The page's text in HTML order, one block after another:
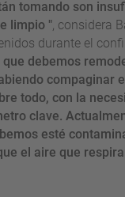
tomando son
limpio " , considera
durante el
debemos
compaginar
todo, con la
clave.
esté
el aire que